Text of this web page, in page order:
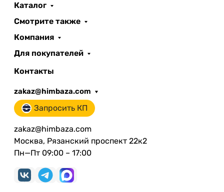
Каталог
Смотрите также
Компания
Для покупателей
Контакты
zakaz@himbaza.com
Запросить КП
zakaz@himbaza.com
Москва, Рязанский проспект 22к2
Пн—Пт 09:00 – 17:00